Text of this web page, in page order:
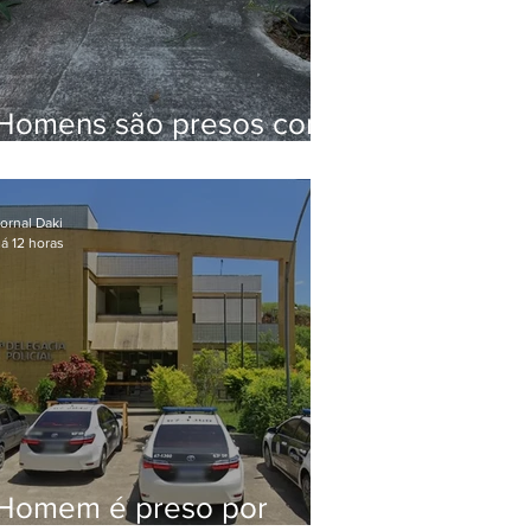
são presos com
Brejal
é preso por
Daki
12 horas